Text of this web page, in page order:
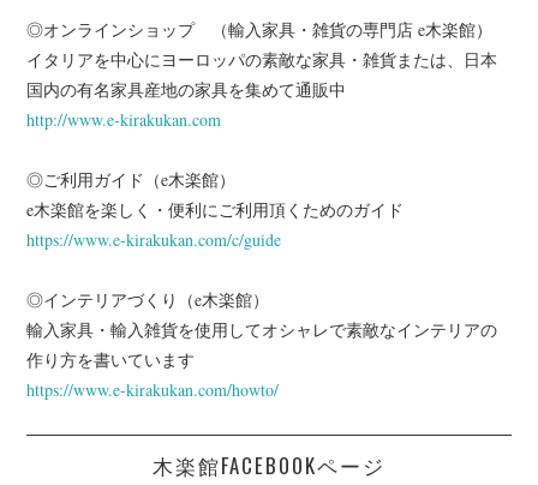
◎オンラインショップ （輸入家具・雑貨の専門店 e木楽館）
イタリアを中心にヨーロッパの素敵な家具・雑貨または、日本
国内の有名家具産地の家具を集めて通販中
http://www.e-kirakukan.com
◎ご利用ガイド（e木楽館）
e木楽館を楽しく・便利にご利用頂くためのガイド
https://www.e-kirakukan.com/c/guide
◎インテリアづくり（e木楽館）
輸入家具・輸入雑貨を使用してオシャレで素敵なインテリアの
作り方を書いています
https://www.e-kirakukan.com/howto/
木楽館FACEBOOKページ